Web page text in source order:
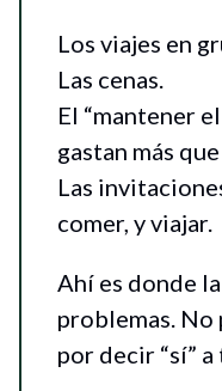
Los viajes en
Las cenas.
El “mantener
gastan más
Las
comer, y viajar.
Ahí es donde
problemas. No
por decir “sí”